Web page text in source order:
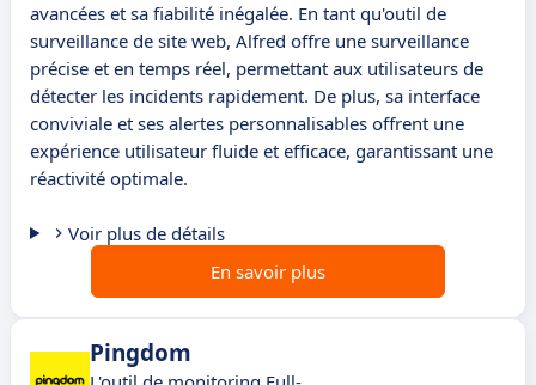
avancées et sa fiabilité inégalée. En tant qu'outil de
surveillance de site web, Alfred offre une surveillance
précise et en temps réel, permettant aux utilisateurs de
détecter les incidents rapidement. De plus, sa interface
conviviale et ses alertes personnalisables offrent une
expérience utilisateur fluide et efficace, garantissant une
réactivité optimale.
Voir plus de détails
En savoir plus
Pingdom